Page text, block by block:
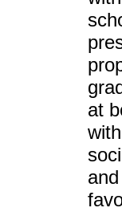
at